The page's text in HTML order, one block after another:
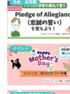
学校・保育園
イベント